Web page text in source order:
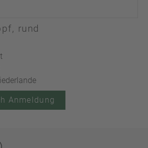
rund
Anmeldung